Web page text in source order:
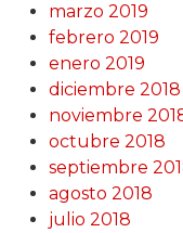
marzo 2019
febrero 2019
enero 2019
diciembre 2018
noviembre
octubre 2018
septiembre
agosto 2018
julio 2018